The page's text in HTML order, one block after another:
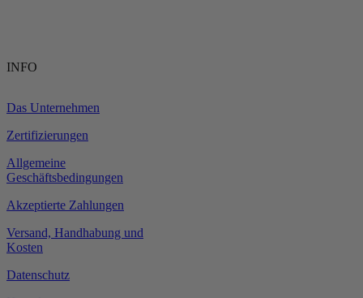
INFO
Das Unternehmen
Zertifizierungen
Allgemeine
Geschäftsbedingungen
Akzeptierte Zahlungen
Versand, Handhabung und
Kosten
Datenschutz